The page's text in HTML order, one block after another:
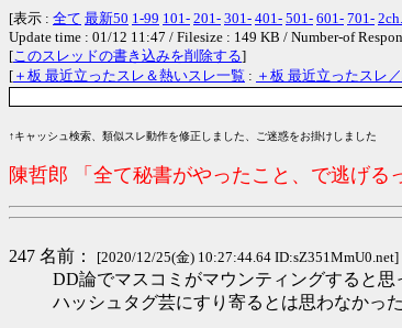
[表示 : 全て 最新50 1-99 101- 201- 301- 401- 501- 601- 701-
Update time : 01/12 11:47 / Filesize : 149 KB / Number-of
[このスレッドの書き込みを削除する]
[ ＋板 最近立ったスレ＆熱いスレ一覧 : ＋板 最近立ったスレ
↑キャッシュ検索、類似スレ動作を修正しました、ご迷惑をお掛けしました
陳哲郎 「全て秘書がやったこと、で逃げる
247 名前： [2020/12/25(金) 10:27:44.64 ID:sZ351MmU0.net]
DD論でマスコミがマウンティングすると思
ハッシュタグ芸にすり寄るとは思わなかっ